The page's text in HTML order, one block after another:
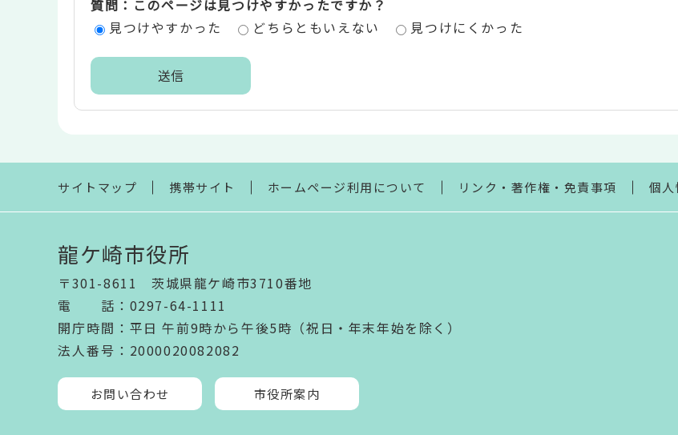
エ質問：このページは見つけやすかったですか？
見つけやすかった
どちらともいえない 見つけにくかった
ま
サイトマップ 携帯サイト ホームページ利用について リンク・著作権・免責事項 個
龍ケ崎市役所
〒301-8611 茨城県龍ケ崎市3710番地
電話 ： 0297-64-1111
開庁時間 ： 平日 午前9時から午後5時（祝日・年末年始を除く）
法人番号 ：2000020082082
お問い合わせ 市役所案内